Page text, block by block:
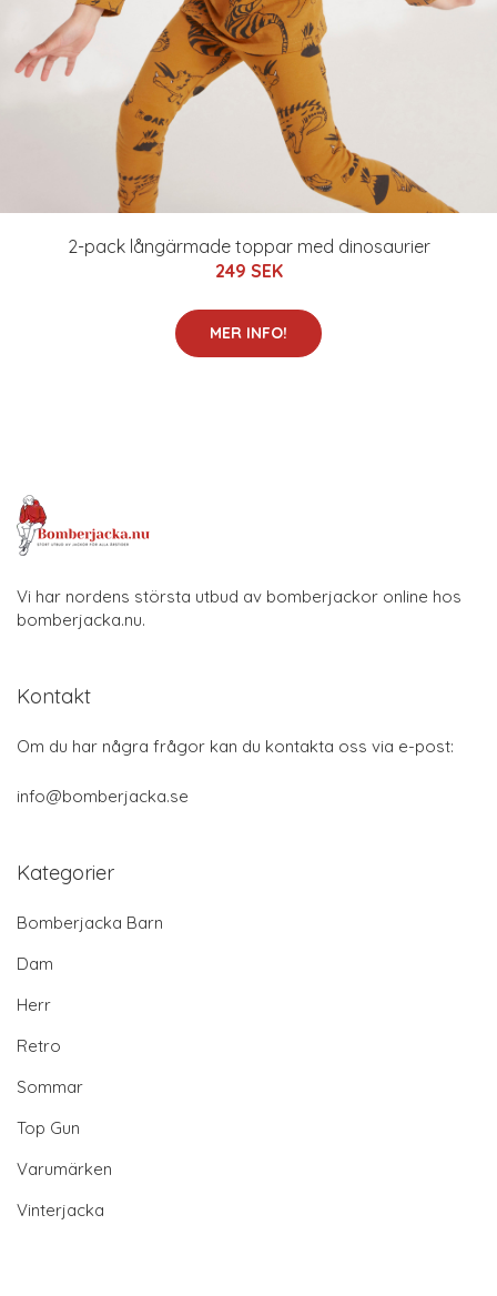
2-pack långärmade toppar med dinosaurier
249 SEK
MER INFO!
Vi har nordens största utbud av bomberjackor online hos
bomberjacka.nu.
Kontakt
Om du har några frågor kan du kontakta oss via e-post:
info@bomberjacka.se
Kategorier
Bomberjacka Barn
Dam
Herr
Retro
Sommar
Top Gun
Varumärken
Vinterjacka